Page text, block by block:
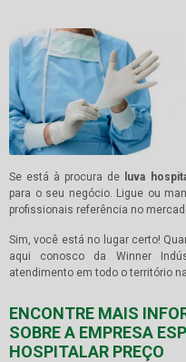
Se está à procura de luva
para o seu negócio. Ligue ou
profissionais referência no
Sim, você está no lugar certo!
aqui conosco da Winner
atendimento em todo o território
ENCONTRE MAIS
SOBRE A EMPRESA
HOSPITALAR PREÇO